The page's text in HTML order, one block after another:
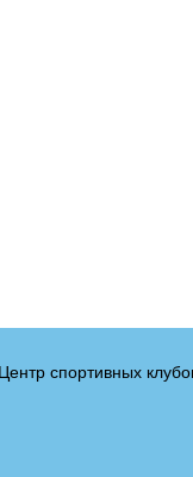
спортивных